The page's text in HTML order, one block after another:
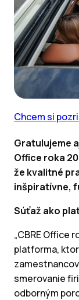
Chcem si
Gratulujeme
Office roka
že kvalitné
inšpiratívne,
Súťaž ako
„CBRE Office
platforma,
smerovanie
odborným